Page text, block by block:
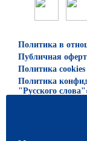
Политика в
Публичная
Политика cookies
Политика
"Русского